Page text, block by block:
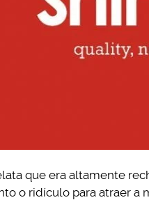
que era altamente
o ridículo para atraer a